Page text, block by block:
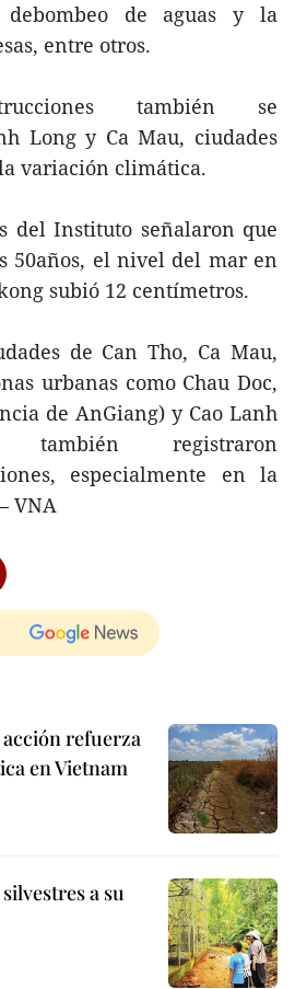
debombeo de aguas y la
entre otros.
también se
Long y Ca Mau, ciudades
variación climática.
del Instituto señalaron que
50años, el nivel del mar en
subió 12 centímetros.
de Can Tho, Ca Mau,
urbanas como Chau Doc,
de AnGiang) y Cao Lanh
registraron
especialmente en la
VNA
refuerza
en Vietnam
a su